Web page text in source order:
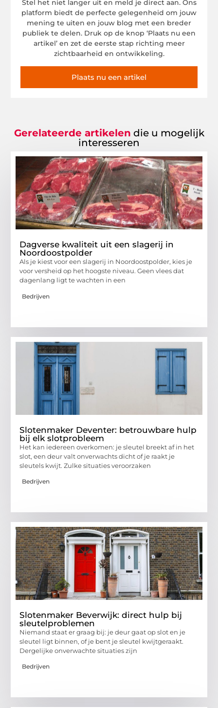
Stel het niet langer uit en meld je direct aan. Ons
platform biedt de perfecte gelegenheid om jouw
mening te uiten en jouw blog met een breder
publiek te delen. Druk op de knop ‘Plaats nu een
artikel’ en zet de eerste stap richting meer
zichtbaarheid en ontwikkeling.
Plaats nu een artikel
Gerelateerde artikelen die u mogelijk
interesseren
Dagverse kwaliteit uit een slagerij in
Noordoostpolder
Als je kiest voor een slagerij in Noordoostpolder, kies je
voor versheid op het hoogste niveau. Geen vlees dat
dagenlang ligt te wachten in een
Bedrijven
Slotenmaker Deventer: betrouwbare hulp
bij elk slotprobleem
Het kan iedereen overkomen: je sleutel breekt af in het
slot, een deur valt onverwachts dicht of je raakt je
sleutels kwijt. Zulke situaties veroorzaken
Bedrijven
Slotenmaker Beverwijk: direct hulp bij
sleutelproblemen
Niemand staat er graag bij: je deur gaat op slot en je
sleutel ligt binnen, of je bent je sleutel kwijtgeraakt.
Dergelijke onverwachte situaties zijn
Bedrijven